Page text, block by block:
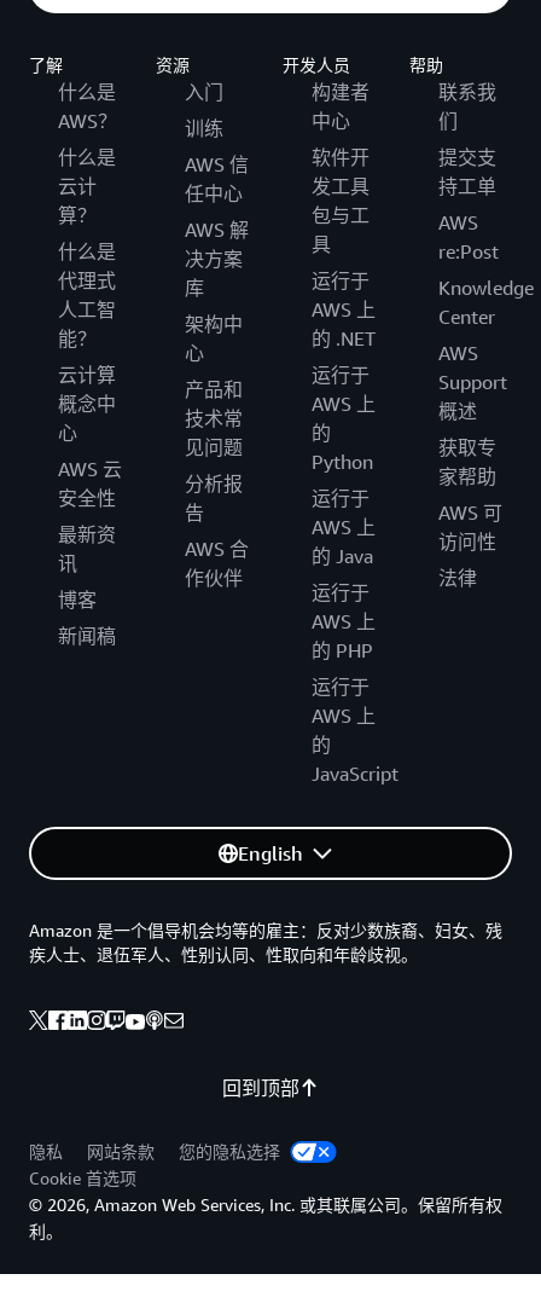
了解
什么是
AWS？
什么是
云计
算？
什么是
代理式
人工智
能？
云计算
概念中
心
AWS 云
安全性
最新资
讯
博客
新闻稿
资源
入门
训练
AWS 信
任中心
AWS 解
决方案
库
架构中
心
产品和
技术常
见问题
分析报
告
AWS 合
作伙伴
开发人员
构建者
中心
软件开
发工具
包与工
具
运行于
AWS 上
的 .NET
运行于
AWS 上
的
Python
运行于
AWS 上
的 Java
运行于
AWS 上
的 PHP
运行于
AWS 上
的
JavaScript
帮助
联系我
们
提交支
持工单
AWS
re:Post
Knowledge
Center
AWS
Support
概述
获取专
家帮助
AWS 可
访问性
法律
English
回到顶部
Amazon 是一个倡导机会均等的雇主：反对少数族裔、妇女、残
疾人士、退伍军人、性别认同、性取向和年龄歧视。
隐私 网站条款
您的隐私选择
Cookie 首选项
© 2026, Amazon Web Services, Inc. 或其联属公司。保留所有权
利。